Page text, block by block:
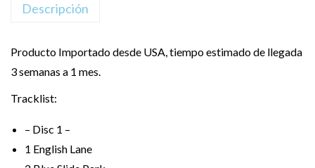
Descripción
Producto Importado desde USA, tiempo estimado de llegada
3 semanas a 1 mes.
Tracklist:
– Disc 1 –
1 English Lane